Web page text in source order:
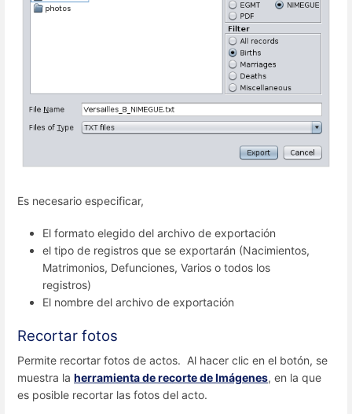
Es necesario especificar,
El formato elegido del archivo de exportación
el tipo de registros que se exportarán (Nacimientos,
Matrimonios, Defunciones, Varios o todos los
registros)
El nombre del archivo de exportación
Recortar fotos
Permite recortar fotos de actos. Al hacer clic en el botón, se
muestra la herramienta de recorte de Imágenes, en la que
es posible recortar las fotos del acto.